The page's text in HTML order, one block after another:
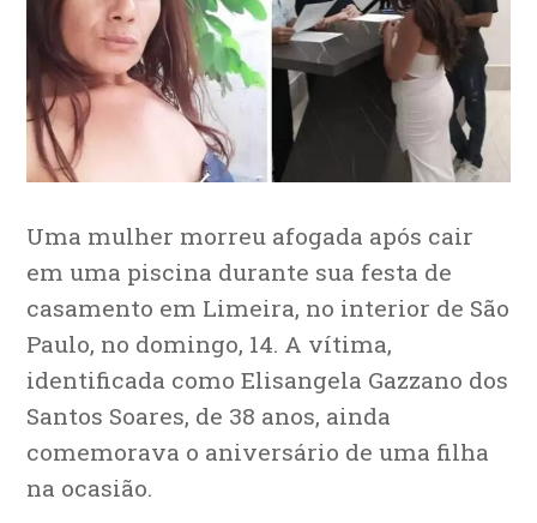
Uma mulher morreu afogada após cair
em uma piscina durante sua festa de
casamento em Limeira, no interior de São
Paulo, no domingo, 14. A vítima,
identificada como Elisangela Gazzano dos
Santos Soares, de 38 anos, ainda
comemorava o aniversário de uma filha
na ocasião.